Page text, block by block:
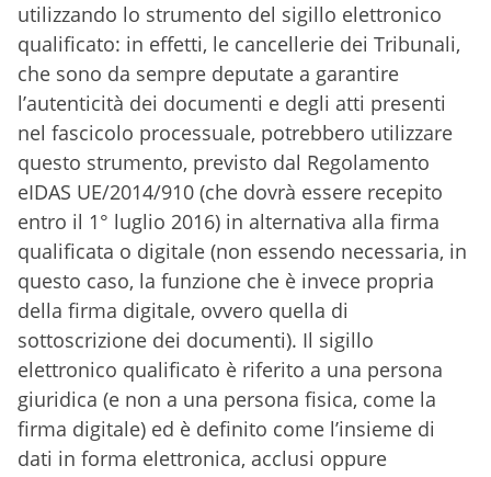
utilizzando lo strumento del sigillo elettronico
qualificato: in effetti, le cancellerie dei Tribunali,
che sono da sempre deputate a garantire
l’autenticità dei documenti e degli atti presenti
nel fascicolo processuale, potrebbero utilizzare
questo strumento, previsto dal Regolamento
eIDAS UE/2014/910 (che dovrà essere recepito
entro il 1° luglio 2016) in alternativa alla firma
qualificata o digitale (non essendo necessaria, in
questo caso, la funzione che è invece propria
della firma digitale, ovvero quella di
sottoscrizione dei documenti). Il sigillo
elettronico qualificato è riferito a una persona
giuridica (e non a una persona fisica, come la
firma digitale) ed è definito come l’insieme di
dati in forma elettronica, acclusi oppure